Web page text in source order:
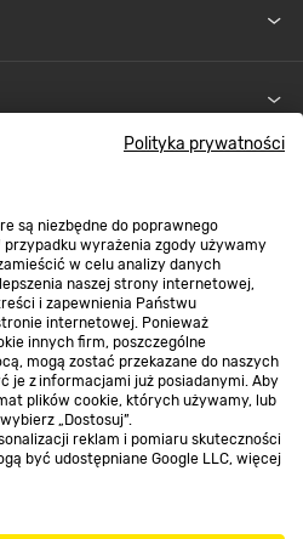
Polityka prywatności
są niezbędne do poprawnego
wyrażenia zgody używamy
w celu analizy danych
naszej strony internetowej,
i zapewnienia Państwu
internetowej. Ponieważ
innych firm, poszczególne
mogą zostać przekazane do naszych
je z informacjami już posiadanymi. Aby
plików cookie, których używamy, lub
„Dostosuj”.
reklam i pomiaru skuteczności
być udostępniane Google LLC, więcej